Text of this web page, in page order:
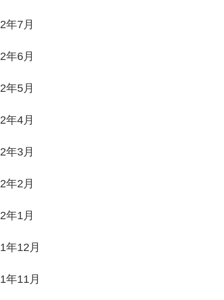
年7月
年6月
年5月
年4月
年3月
年2月
年1月
年12月
年11月